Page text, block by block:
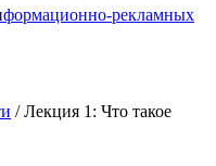
рекламных
/Лекция 1: Что такое